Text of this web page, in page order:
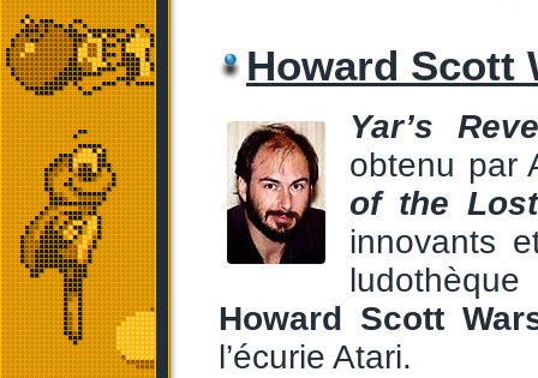
Howard Scott
Yar’s
obtenu par
of the
innovants
Howard Scott
l’écurie Atari.